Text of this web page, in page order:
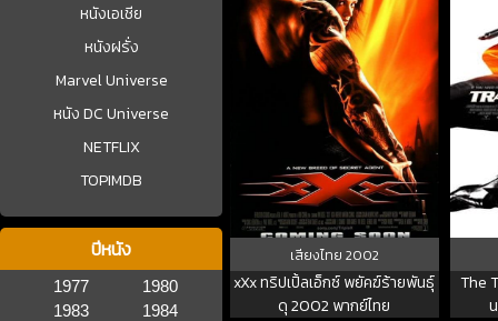
หนังเอเชีย
หนังฝรั่ง
Marvel Universe
หนัง DC Universe
NETFLIX
TOPIMDB
ปีหนัง
1977
1980
1983
1984
เสียงไทย 2002
xXx ทริปเปิ้ลเอ็กซ์ พยัคฆ์ร้ายพันธุ์
ดุ 2002 พากย์ไทย
The